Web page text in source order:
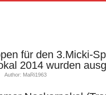
für den 3.Micki-
2014 wurden
Author: MaRi1963